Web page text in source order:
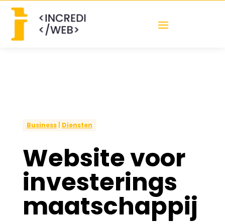
Business| Diensten
Website voor
investerings
maatschappij